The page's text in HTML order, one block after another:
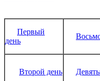
Первый
день
Второй день